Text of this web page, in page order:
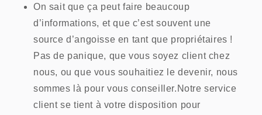
On sait que ça peut faire beaucoup
d’informations, et que c’est souvent une
source d’angoisse en tant que propriétaires !
Pas de panique, que vous soyez client chez
nous, ou que vous souhaitiez le devenir, nous
sommes là pour vous conseiller.Notre service
client se tient à votre disposition pour